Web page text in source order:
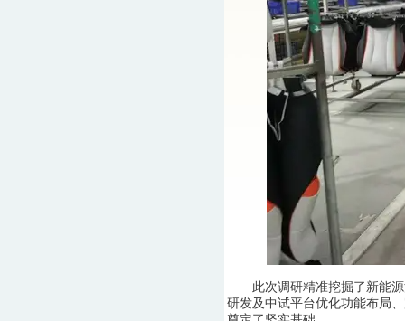
此次调研精准挖掘了新能源
研发及中试平台优化功能布局